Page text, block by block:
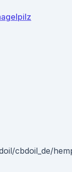
cbdoil_de/